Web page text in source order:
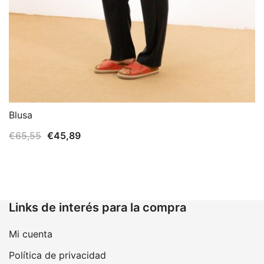
Blusa
€65,55 El
€45,89El
Links de interés para la compra
Mi cuenta
Política de privacidad